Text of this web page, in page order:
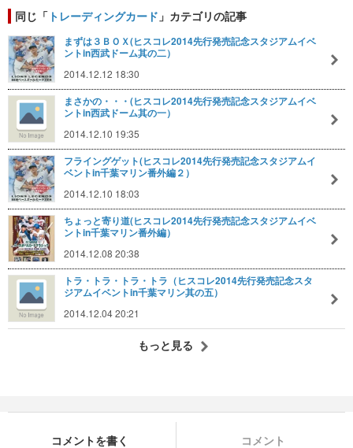
同じ「 トレーディングカード 」カテゴリの記事
まずは３ＢＯＸ(ヒスコレ2014先行発売記念スタジアムイベ
ントin西武ドーム其の二）
2014.12.12 18:30
まさかの・・・(ヒスコレ2014先行発売記念スタジアムイベ
ントin西武ドーム其の一）
2014.12.10 19:35
フライングゲット(ヒスコレ2014先行発売記念スタジアムイ
ベントin千葉マリン番外編２）
2014.12.10 18:03
ちょっと寄り道(ヒスコレ2014先行発売記念スタジアムイベ
ントin千葉マリン番外編）
2014.12.08 20:38
トラ・トラ・トラ・トラ（ヒスコレ2014先行発売記念スタ
ジアムイベントin千葉マリン其の五）
2014.12.04 20:21
もっと見る
コメントを書く コメント